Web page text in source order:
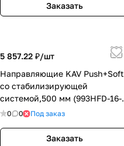
Заказать
5 857.22 ₽/шт
Направляющие KAV Push+Soft
со стабилизирующей
системой,500 мм (993HFD-16-
500)
0 0 Под заказ
Заказать